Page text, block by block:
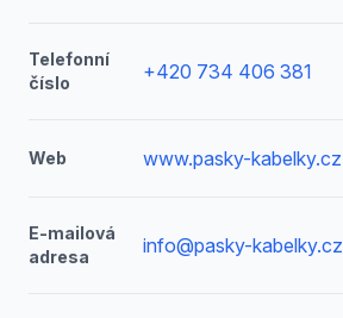
Telefonní
číslo
+420 734 406 381
Web www.pasky-kabelky.cz
E-mailová
adresa
info@pasky-kabelky.cz